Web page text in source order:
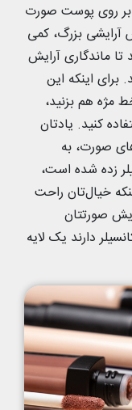
بر روی پوست صورت
آرایشی بزرگ، کمی
تا ماندگاری آرایش
برسد. برای اینکه این
مژه هم بزنید،
کنید. یادتان
صورت، به
زده شده است،
خیال‌تان راحت
صورتتان
دارند یک لایه